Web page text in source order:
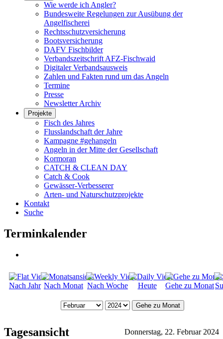
Wie werde ich Angler?
Bundesweite Regelungen zur Ausübung der
Angelfischerei
Rechtsschutzversicherung
Bootsversicherung
DAFV Fischbilder
Verbandszeitschrift AFZ-Fischwaid
Digitaler Verbandsausweis
Zahlen und Fakten rund um das Angeln
Termine
Presse
Newsletter Archiv
Projekte
Fisch des Jahres
Flusslandschaft der Jahre
Kampagne #gehangeln
Angeln in der Mitte der Gesellschaft
Kormoran
CATCH & CLEAN DAY
Catch & Cook
Gewässer-Verbesserer
Arten- und Naturschutzprojekte
Kontakt
Suche
Terminkalender
Nach Jahr Nach Monat Nach Woche Heute Gehe zu Monat
Gehe zu Monat
Tagesansicht Donnerstag, 22. Februar 2024